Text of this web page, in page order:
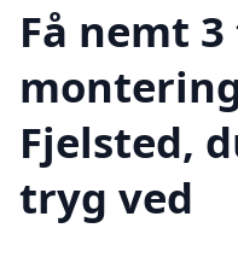
Få nemt
Fjelsted,
tryg ved